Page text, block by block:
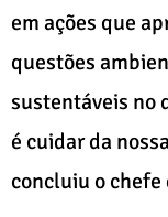
em ações que
questões
sustentáveis no
é cuidar da
concluiu o chefe